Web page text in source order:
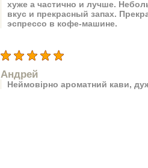
хуже а частично и лучше.
вкус и прекрасный запах.
эспрессо в кофе-машине.
Андрей
Неймовірно ароматний кави,